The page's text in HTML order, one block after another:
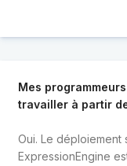
Mes
travailler à partir
Oui. Le
ExpressionEngine